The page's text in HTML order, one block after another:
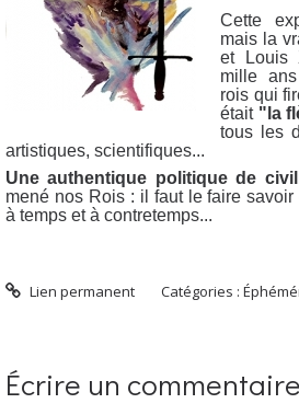
Cette
mais la
et Louis
mille
rois qui
était "la
tous les
artistiques, scientifiques...
Une authentique politique de
mené nos Rois : il faut le faire
à temps et à contretemps...
Lien permanent Catégories :
Écrire un commentaire